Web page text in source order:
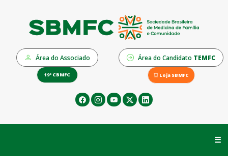
Área do Associado Área do Candidato TEMFC
19º CBMFC Loja SBMFC
☰